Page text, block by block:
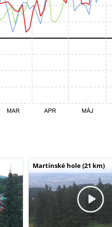
Martinské hole (21 km)